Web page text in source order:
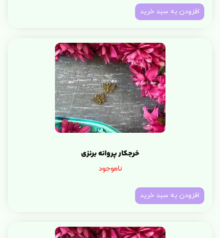
افزودن به سبد خرید
خرجکار پروانه برنزی
ناموجود
افزودن به سبد خرید